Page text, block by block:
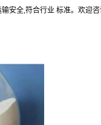
安全,符合行业 标准。欢迎咨